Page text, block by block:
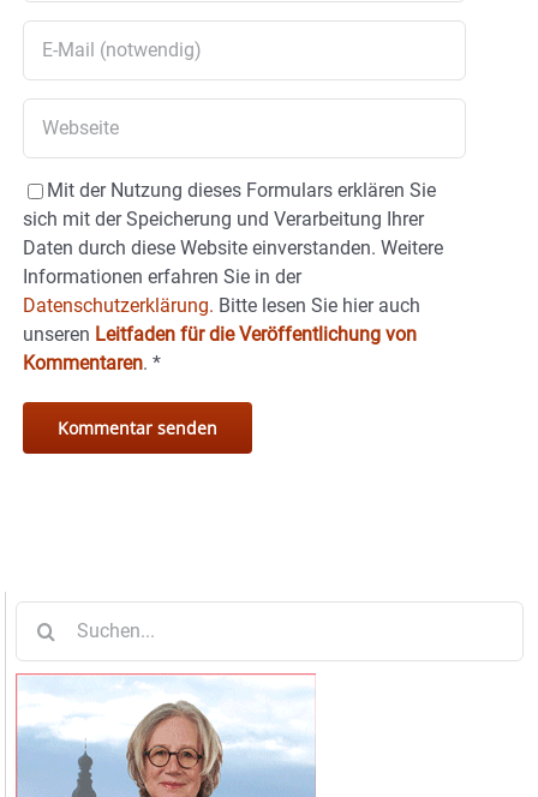
Mit der Nutzung dieses Formulars erklären Sie
sich mit der Speicherung und Verarbeitung Ihrer
Daten durch diese Website einverstanden. Weitere
Informationen erfahren Sie in der
Datenschutzerklärung. Bitte lesen Sie hier auch
unseren Leitfaden für die Veröffentlichung von
Kommentaren. *
nach: